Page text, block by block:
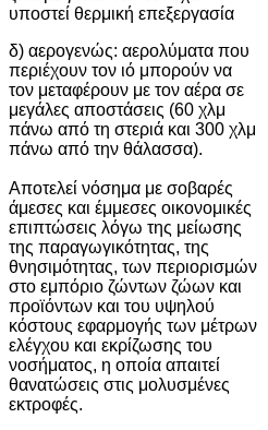
υποστεί θερμική επεξεργασία
δ) αερογενώς: αερολύματα που
περιέχουν τον ιό μπορούν να
τον μεταφέρουν με τον αέρα σε
μεγάλες αποστάσεις (60 χλμ
πάνω από τη στεριά και 300 χλμ
πάνω από την θάλασσα).
Αποτελεί νόσημα με σοβαρές
άμεσες και έμμεσες οικονομικές
επιπτώσεις λόγω της μείωσης
της παραγωγικότητας, της
θνησιμότητας, των περιορισμών
στο εμπόριο ζώντων ζώων και
προϊόντων και του υψηλού
κόστους εφαρμογής των μέτρων
ελέγχου και εκρίζωσης του
νοσήματος, η οποία απαιτεί
θανατώσεις στις μολυσμένες
εκτροφές.